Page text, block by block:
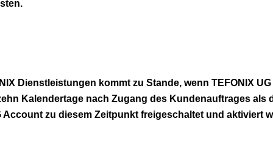
Dienstleistungen kommt zu Stande, wenn TEFONIX
Kalendertage nach Zugang des Kundenauftrages als
Account zu diesem Zeitpunkt freigeschaltet und aktiviert